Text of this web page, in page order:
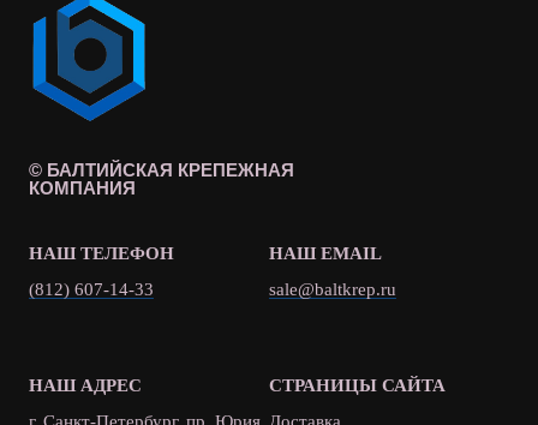
© БАЛТИЙСКАЯ КРЕПЕЖНАЯ
КОМПАНИЯ
НАШ ТЕЛЕФОН
(812) 607-14-33
НАШ EMAIL
sale@baltkrep.ru
НАШ АДРЕС
г. Санкт-Петербург, пр. Юрия
СТРАНИЦЫ САЙТА
Доставка